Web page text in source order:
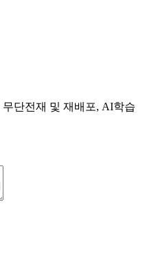
단전재 및 재배포, AI학습